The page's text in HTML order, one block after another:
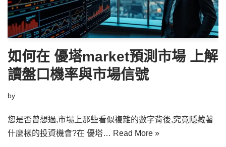
如何在 優塔market預測市場 上解
讀盤口機率與市場信號
by
您是否曾想過,市場上那些看似複雜的數字背後,究竟隱藏著
什麼樣的投資機會?在 優塔… Read More »